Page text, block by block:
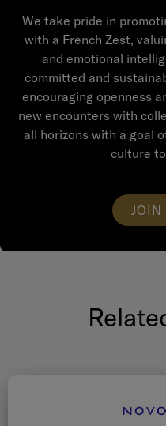
We take pride in
with a French Zest,
and emotional
committed and
encouraging openness
new encounters with
all horizons with a goal
culture
JOIN